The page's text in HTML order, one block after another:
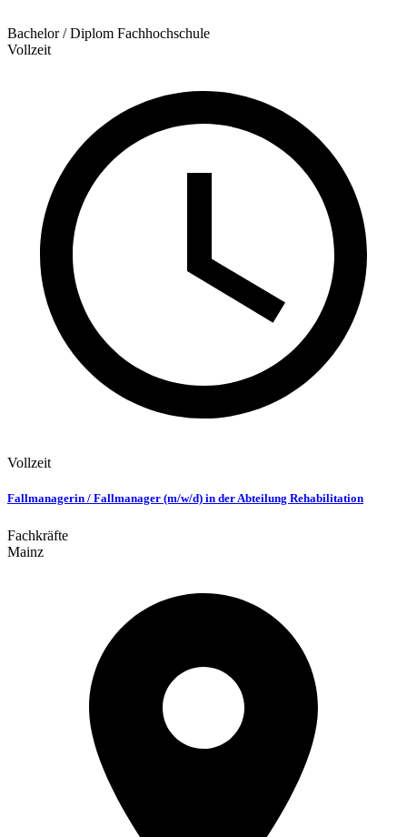
Bachelor / Diplom Fachhochschule
Vollzeit
Vollzeit
Fallmanagerin / Fallmanager (m/w/d) in der Abteilung Rehabilitation
Fachkräfte
Mainz